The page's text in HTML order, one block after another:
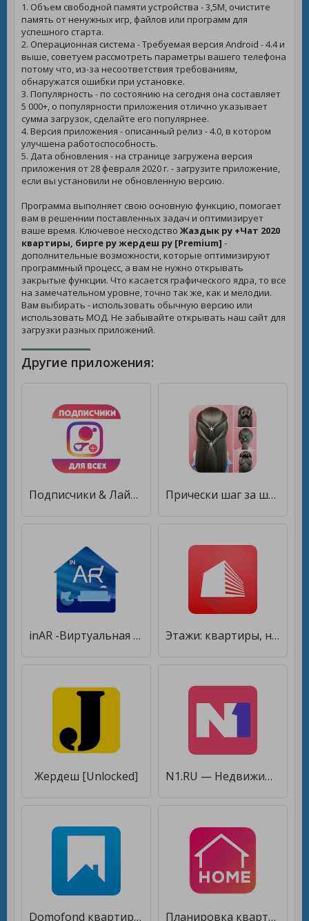
1. Объем свободной памяти устройства - 3,5M, очистите
память от ненужных игр, файлов или программ для
успешного старта.
2. Операционная система - Требуемая версия Android - 4.4 и
выше, советуем рассмотреть параметры вашего телефона
потому что, из-за несоответствия требованиям,
обнаружатся ошибки при установке.
3. Популярность - по состоянию на сегодня она составляет
5 000+, о популярности приложения отлично указывает
сумма загрузок, сделайте его популярнее.
4. Версия приложения - описанный релиз - 4.0, в котором
улучшена работоспособность.
5. Дата обновления - на странице загружена версия
приложения от 28 февраля 2020 г. - загрузите приложение,
если вы установили не обновленную версию.
Программа выполняет свою основную функцию, помогает
вам в решеннии поставленных задач и оптимизирует
ваше время. Ключевое несходство Жаздык ру +Чат 2020
квартиры, бирге ру жердеш ру [Premium] -
дополнительные возможности, которые оптимизируют
программный процесс, а вам не нужно открывать
закрытые функции. Что касается графического ядра, то все
на замечательном уровне, точно так же, как и мелодии.
Вам выбирать - использовать обычную версию или
использовать МОД. Не забывайте открывать наш сайт для
загрузки разных приложений.
Другие приложения:
Подписчики & Лайки 2020 [Premium] Прически шаг за шагом для девушек [Premium]
inAR -Виртуальная примерка мебели+Дизайн Квартиры [Полная версия] Этажи: квартиры, новостройки, ипотека [Полная версия]
Жердеш [Unlocked] N1.RU — Недвижимость: квартиры, новостройки, жильё [Unlocked]
Domofond квартиры, новостройки [Полная версия] Планировка квартиры и дизайн [Полная версия]